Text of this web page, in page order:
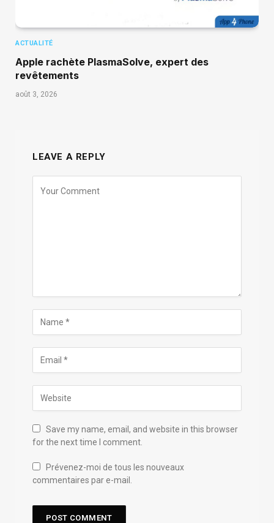
ACTUALITÉ
Apple rachète PlasmaSolve, expert des
revêtements
août 3, 2026
LEAVE A REPLY
Save my name, email, and website in this browser
for the next time I comment.
Prévenez-moi de tous les nouveaux
commentaires par e-mail.